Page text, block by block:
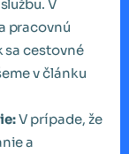
V
pracovnú
sa cestovné
v článku
V prípade, že
a